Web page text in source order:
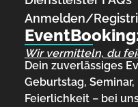
Anmelden/
Wir vermitteln, du
Dein zuverlässiges
Geburtstag,
Feierlichkeit – bei